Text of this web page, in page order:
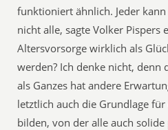
funktioniert ähnlich. Jeder
nicht alle, sagte Volker Pispers
Altersvorsorge wirklich als
werden? Ich denke nicht, denn
als Ganzes hat andere
letztlich auch die Grundlage
bilden, von der alle auch